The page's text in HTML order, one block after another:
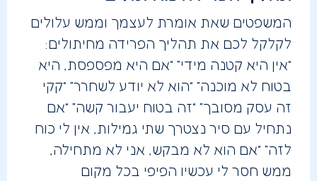
המשפטים שאת אומרת לעצמך וממש עלולים
לקלקל לכם את תהליך הפרידה מחיתולים:
“אין היא קטנה מידי” “אם היא מפספסת, היא
בטוח לא מוכנה” “הוא לא יודע לשחרר” “קקי
זה עסק מסובך” “זה בטוח יעבור קשה” “אם
נתחיל עם סיר נצטרך שתי גמילות, אין לי כוח
לזה” “אם הוא לא מבקש, אני לא מתחילה,
ממש חסר לי עכשיו הפיפי בכל מקום